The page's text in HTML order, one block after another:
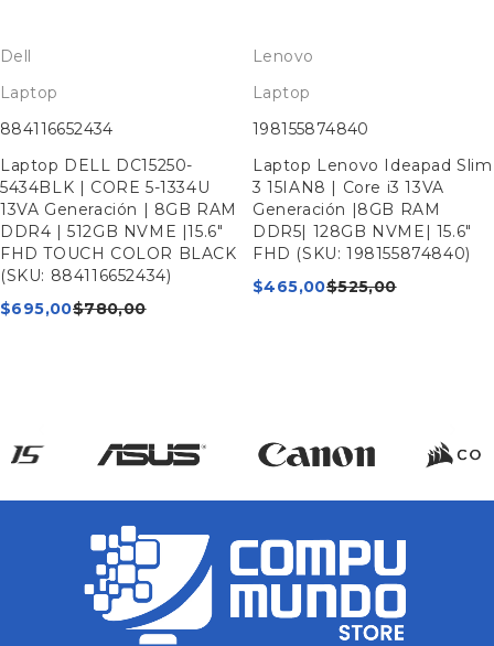
Dell
Laptop
884116652434
Laptop DELL DC15250-
5434BLK | CORE 5-1334U
13VA Generación | 8GB RAM
DDR4 | 512GB NVME |15.6"
FHD TOUCH COLOR BLACK
(SKU: 884116652434)
$780,00
$695,00
Lenovo
Laptop
198155874840
Laptop Lenovo Ideapad Slim
3 15IAN8 | Core i3 13VA
Generación |8GB RAM
DDR5| 128GB NVME| 15.6"
FHD (SKU: 198155874840)
$525,00
$465,00